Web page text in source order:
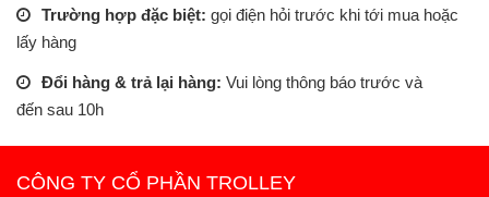
Trường hợp đặc biệt: gọi điện hỏi trước khi tới mua hoặc
lấy hàng
Đổi hàng & trả lại hàng: Vui lòng thông báo trước và
đến sau 10h
CÔNG TY CỔ PHẦN TROLLEY